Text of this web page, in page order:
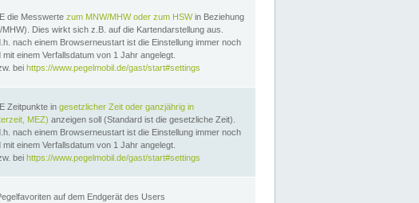
die Messwerte zum MNW/MHW oder zum HSWin Beziehung
Dies wirkt sich z.B. auf die Kartendarstellung aus.
nach einem Browserneustart ist die Einstellung immer noch
einem Verfallsdatum von 1 Jahr angelegt.
bei https://www.pegelmobil.de/gast/start#settings
Zeitpunkte in gesetzlicher Zeit oder ganzjährig in
MEZ) anzeigen soll (Standard ist die gesetzliche Zeit).
nach einem Browserneustart ist die Einstellung immer noch
einem Verfallsdatum von 1 Jahr angelegt.
bei https://www.pegelmobil.de/gast/start#settings
auf dem Endgerät des Users